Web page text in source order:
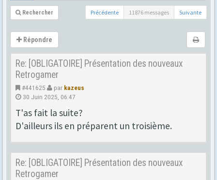
Précédente 11876 messages Suivante
Rechercher
Répondre
Re: [OBLIGATOIRE] Présentation des nouveaux
Retrogamer
#441625 par kazeus
30 Juin 2025, 06:47
T'as fait la suite?
D'ailleurs ils en préparent un troisième.
Re: [OBLIGATOIRE] Présentation des nouveaux
Retrogamer